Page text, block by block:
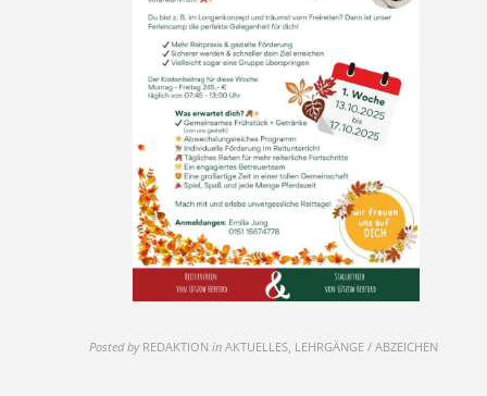
Posted by REDAKTION in AKTUELLES, LEHRGÄNGE / ABZEICHEN